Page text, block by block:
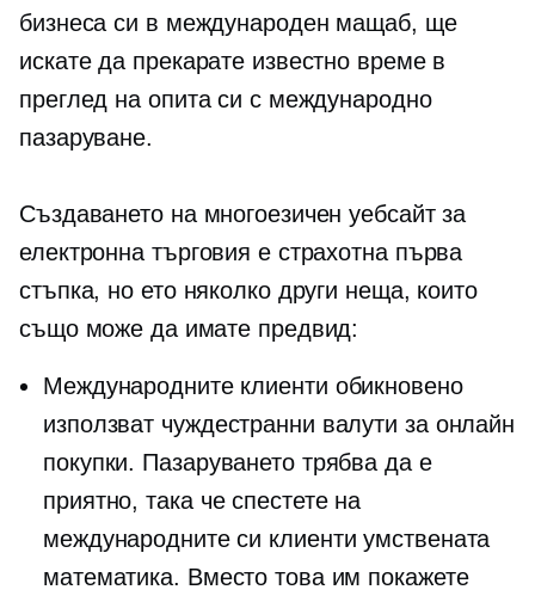
бизнеса си в международен мащаб, ще
искате да прекарате известно време в
преглед на опита си с международно
пазаруване.
Създаването на многоезичен уебсайт за
електронна търговия е страхотна първа
стъпка, но ето няколко други неща, които
също може да имате предвид:
Международните клиенти обикновено
използват чуждестранни валути за онлайн
покупки. Пазаруването трябва да е
приятно, така че спестете на
международните си клиенти умствената
математика. Вместо това им покажете